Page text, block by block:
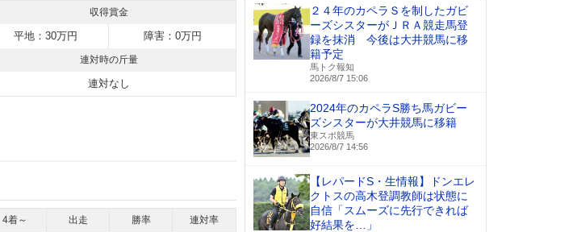
収得賞金
平地：30万円 障害：0万円
連対時の斤量
連対なし
4着～ 出走 勝率 連対率
２４年のカペラＳを制したガビ
ーズシスターがＪＲＡ競走馬登
録を抹消 今後は大井競馬に移
籍予定
馬トク報知
2026/8/7 15:06
2024年のカペラS勝ち馬ガビー
ズシスターが大井競馬に移籍
東スポ競馬
2026/8/7 14:56
【レパードS・生情報】ドンエレ
クトスの高木登調教師は状態に
自信「スムーズに先行できれば
好結果を…」